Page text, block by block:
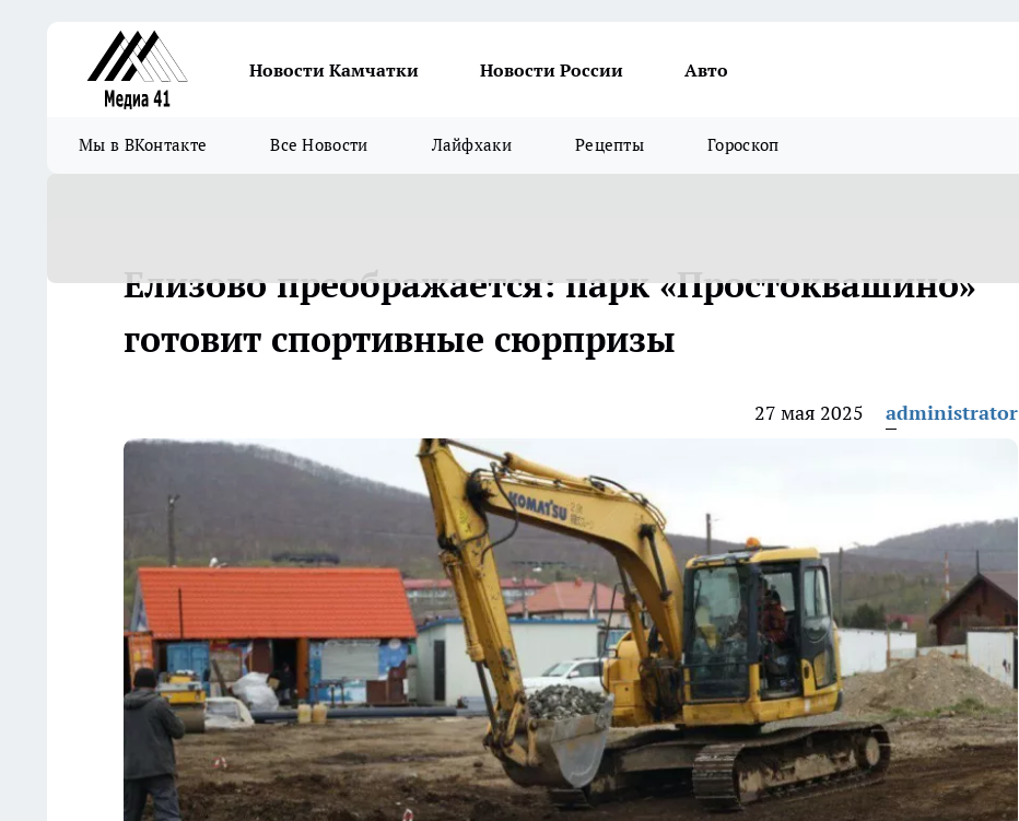
Новости Камчатки Новости России Авто
Мы в ВКонтакте Все Новости Лайфхаки Рецепты Гороскоп
Елизово преображается: парк «Простоквашино»
готовит спортивные сюрпризы
27 мая 2025 administrator